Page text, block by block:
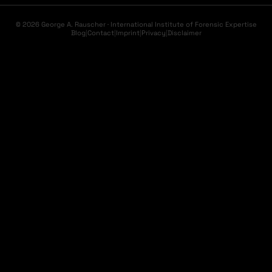
© 2026 George A. Rauscher · International Institute of Forensic Expertise
Blog|Contact|Imprint|Privacy|Disclaimer